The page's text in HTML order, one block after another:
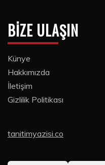
BIZE ULAŞIN
Künye
Hakkımızda
İletişim
Gizlilik Politikası
tanitimyazisi.co